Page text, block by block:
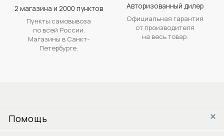
2 магазина и 2000 пунктов
Пункты самовывоза
по всей России.
Магазины в Санкт-
Петербурге.
Авторизованный дилер
Официальная гарантия
от производителя
на весь товар.
Помощь